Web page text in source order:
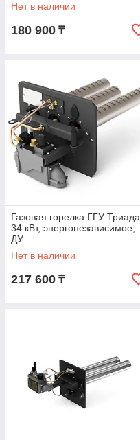
Нет в наличии
180 900 ₸
Газовая горелка ГГУ Триада,
34 кВт, энергонезависимое,
ДУ
Нет в наличии
217 600 ₸